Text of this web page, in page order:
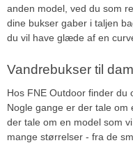
anden model, ved du som
dine bukser gaber i taljen
du vil have glæde af en
Vandrebukser til
Hos FNE Outdoor finder du
Nogle gange er der tale
der tale om en model som
mange størrelser - fra de